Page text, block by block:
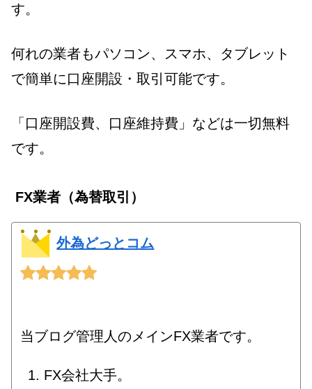
す。
何れの業者もパソコン、スマホ、タブレット
で簡単に口座開設・取引可能です。
「口座開設費、口座維持費」などは一切無料
です。
FX業者（為替取引）
外為どっとコム
当ブログ管理人のメインFX業者です。
FX会社大手。